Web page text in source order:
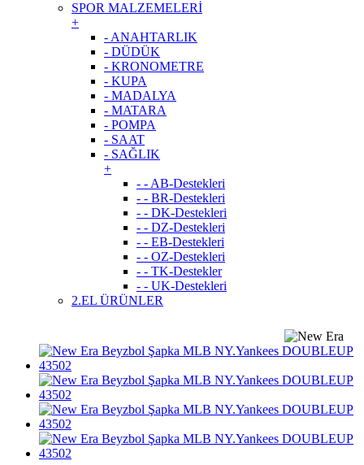
SPOR MALZEMELERİ
+
- ANAHTARLIK
- DÜDÜK
- KRONOMETRE
- KUPA
- MADALYA
- MATARA
- POMPA
- SAAT
- SAĞLIK
+
- - AB-Destekleri
- - BR-Destekleri
- - DK-Destekleri
- - DZ-Destekleri
- - EB-Destekleri
- - OZ-Destekleri
- - TK-Destekler
- - UK-Destekleri
2.EL ÜRÜNLER